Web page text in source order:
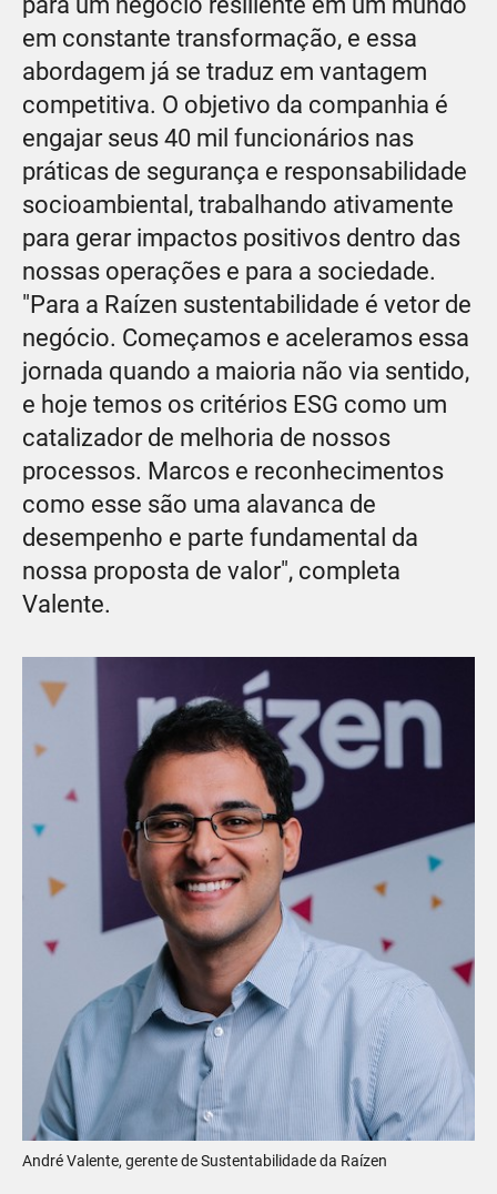
em constante transformação, e essa
abordagem já se traduz em vantagem
competitiva. O objetivo da companhia é
engajar seus 40 mil funcionários nas
práticas de segurança e responsabilidade
socioambiental, trabalhando ativamente
para gerar impactos positivos dentro das
nossas operações e para a sociedade.
"Para a Raízen sustentabilidade é vetor de
negócio. Começamos e aceleramos essa
jornada quando a maioria não via sentido,
e hoje temos os critérios ESG como um
catalizador de melhoria de nossos
processos. Marcos e reconhecimentos
como esse são uma alavanca de
desempenho e parte fundamental da
nossa proposta de valor", completa
Valente.
André Valente, gerente de Sustentabilidade da Raízen